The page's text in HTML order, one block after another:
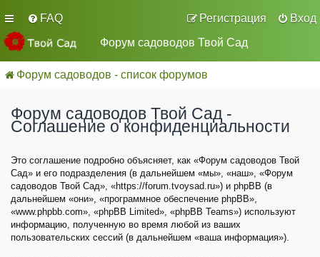
FAQ Вход
Регистрация
Форум садоводов Твой Сад
Форум садоводов - список форумов
Форум садоводов Твой Сад -
Соглашение о конфиденциальности
Это соглашение подробно объясняет, как «Форум садоводов Твой
Сад» и его подразделения (в дальнейшем «мы», «наш», «Форум
садоводов Твой Сад», «https://forum.tvoysad.ru») и phpBB (в
дальнейшем «они», «программное обеспечение phpBB»,
«www.phpbb.com», «phpBB Limited», «phpBB Teams») используют
информацию, полученную во время любой из ваших
пользовательских сессий (в дальнейшем «ваша информация»).